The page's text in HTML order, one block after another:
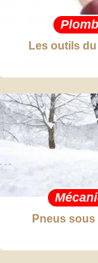
Les outils
Pneus